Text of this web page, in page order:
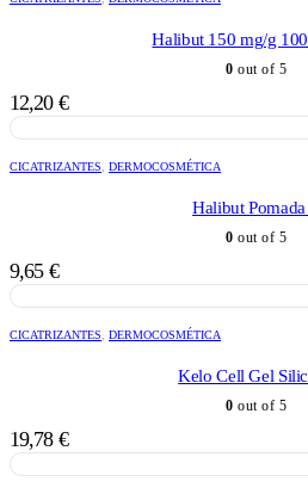
Halibut
0 out of 5
12,20 €
CICATRIZANTES DERMOCOSMÉTICA
Halibut
0 out of 5
9,65 €
CICATRIZANTES DERMOCOSMÉTICA
Kelo Cell Gel
0 out of 5
19,78 €